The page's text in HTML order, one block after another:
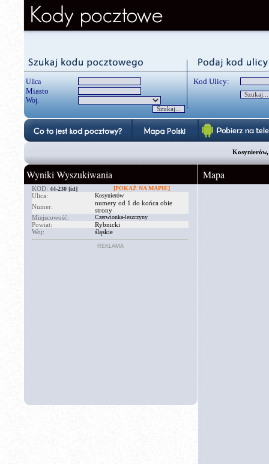
Ulica
Miasto
Woj.
Kod Ulicy:
Wyniki Wyszukiwania
KOD: 44-230 [id] [POKAŻ NA MAPIE]
Ulica: Kosynierów
Numer:
numery od 1 do końca obie
strony
Miejscowość:
Czerwionka-leszczyny
Powiat:
Rybnicki
Woj:
śląskie
REKLAMA
Mapa